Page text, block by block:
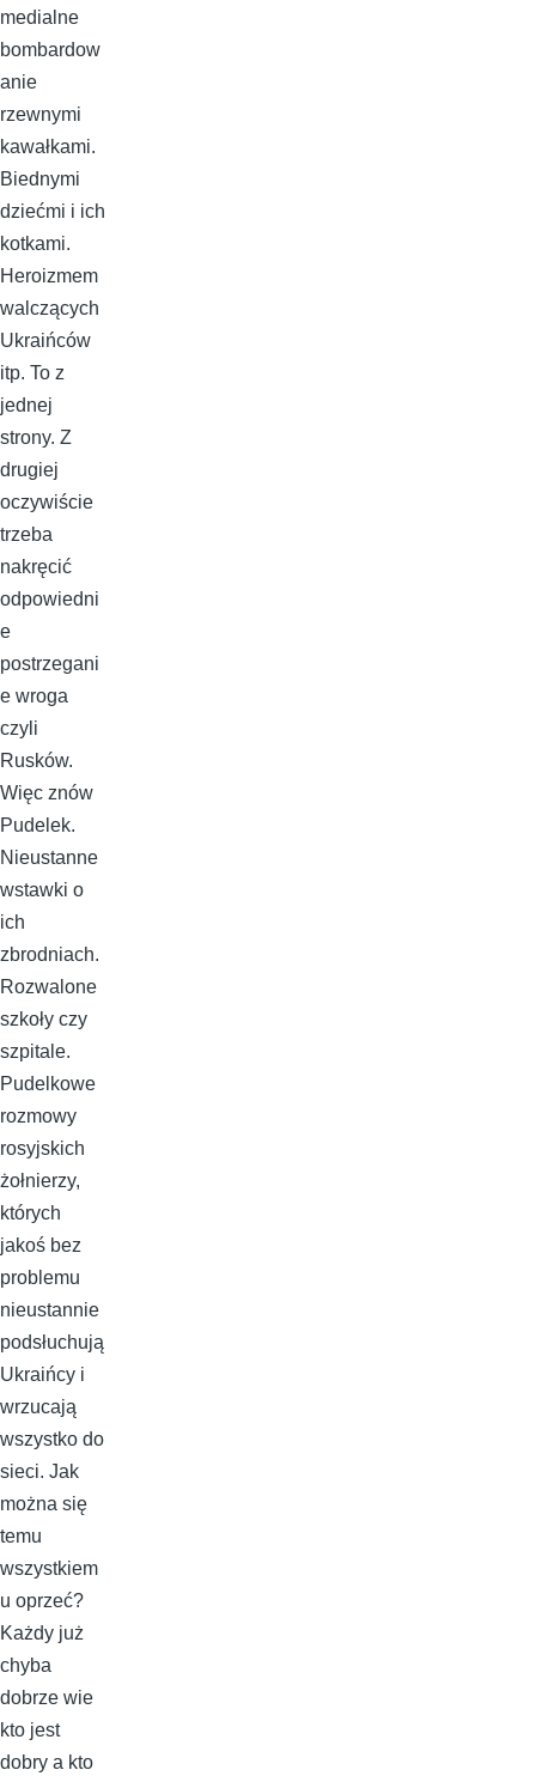
medialne
bombardow
anie
rzewnymi
kawałkami.
Biednymi
dziećmi i ich
kotkami.
Heroizmem
walczących
Ukraińców
itp. To z
jednej
strony. Z
drugiej
oczywiście
trzeba
nakręcić
odpowiedni
e
postrzegani
e wroga
czyli
Rusków.
Więc znów
Pudelek.
Nieustanne
wstawki o
ich
zbrodniach.
Rozwalone
szkoły czy
szpitale.
Pudelkowe
rozmowy
rosyjskich
żołnierzy,
których
jakoś bez
problemu
nieustannie
podsłuchują
Ukraińcy i
wrzucają
wszystko do
sieci. Jak
można się
temu
wszystkiem
u oprzeć?
Każdy już
chyba
dobrze wie
kto jest
dobry a kto